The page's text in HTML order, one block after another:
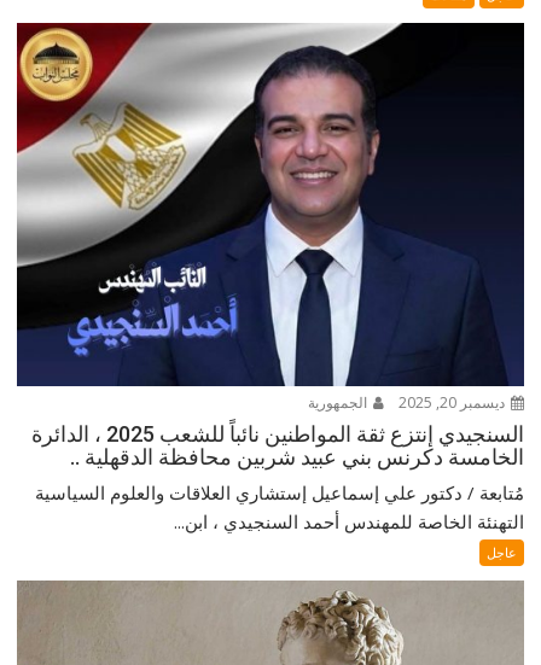
ديسمبر 20, 2025 الجمهورية
السنجيدي إنتزع ثقة المواطنين نائباً للشعب 2025 ، الدائرة
الخامسة دكرنس بني عبيد شربين محافظة الدقهلية ..
مُتابعة / دكتور علي إسماعيل إستشاري العلاقات والعلوم السياسية
التهنئة الخاصة للمهندس أحمد السنجيدي ، ابن...
عاجل